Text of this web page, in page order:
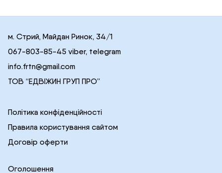
м. Стрий, Майдан Ринок, 34/1
067-803-85-45 viber, telegram
info.frtn@gmail.com
ТОВ “ЕДВІЖИН ГРУП ПРО”
Політика конфіденційності
Правила користування сайтом
Договір оферти
Оголошення